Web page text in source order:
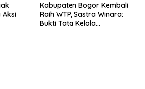
Aksi
Kabupaten Bogor Kembali
Raih WTP, Sastra Winara:
Bukti Tata Kelola